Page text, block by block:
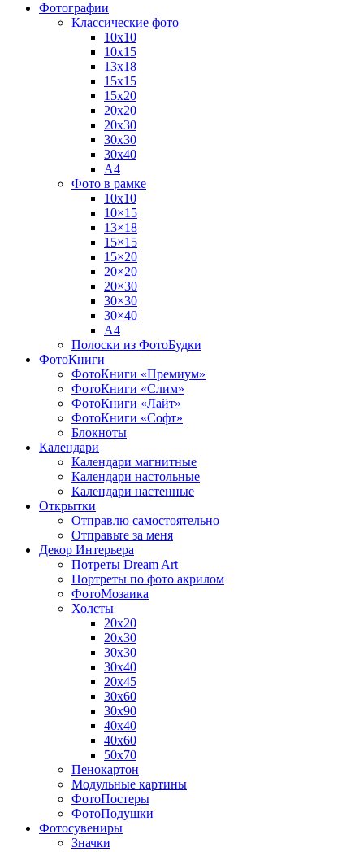
Фотографии
Классические фото
10х10
10х15
13х18
15х15
15х20
20х20
20х30
30х30
30х40
А4
Фото в рамке
10х10
10×15
13×18
15×15
15×20
20×20
20×30
30×30
30×40
A4
Полоски из ФотоБудки
ФотоКниги
ФотоКниги «Премиум»
ФотоКниги «Слим»
ФотоКниги «Лайт»
ФотоКниги «Софт»
Блокноты
Календари
Календари магнитные
Календари настольные
Календари настенные
Открытки
Отправлю самостоятельно
Отправьте за меня
Декор Интерьера
Потреты Dream Art
Портреты по фото акрилом
ФотоМозаика
Холсты
20х20
20х30
30х30
30х40
20х45
30х60
30х90
40х40
40х60
50х70
Пенокартон
Модульные картины
ФотоПостеры
ФотоПодушки
Фотоcувениры
Значки